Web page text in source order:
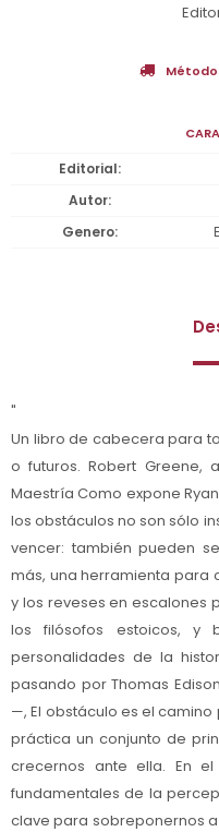
Editorial
Autor
Genero
"
Un libro de cabecera para
o futuros. Robert
Maestría Como expone
los obstáculos no son sólo
vencer: también pueden
más, una herramienta para
y los reveses en escalones
los filósofos estoicos, y
personalidades de la
pasando por Thomas
—, El obstáculo es el
práctica un conjunto de
crecernos ante ella. En
fundamentales de la
clave para sobreponernos